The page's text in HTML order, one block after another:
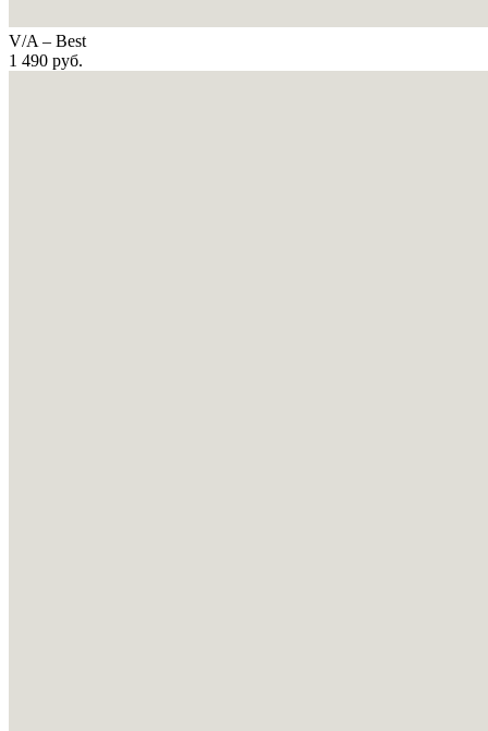
V/A – Best
1 490 руб.